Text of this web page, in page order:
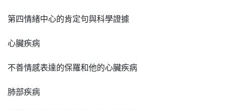
第四情緒中心的肯定句與科學證據
心臟疾病
不善情感表達的保羅和他的心臟疾病
肺部疾病